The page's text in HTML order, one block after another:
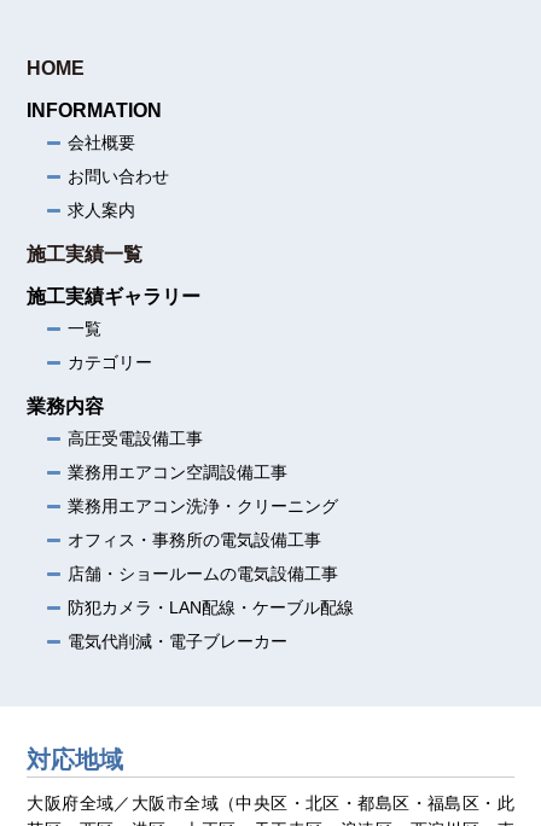
HOME
INFORMATION
会社概要
お問い合わせ
求人案内
施工実績一覧
施工実績ギャラリー
一覧
カテゴリー
業務内容
高圧受電設備工事
業務用エアコン空調設備工事
業務用エアコン洗浄・クリーニング
オフィス・事務所の電気設備工事
店舗・ショールームの電気設備工事
防犯カメラ・LAN配線・ケーブル配線
電気代削減・電子ブレーカー
対応地域
大阪府全域／大阪市全域（中央区・北区・都島区・福島区・此